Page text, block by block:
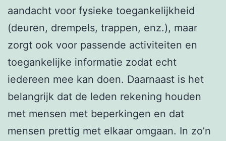
aandacht voor fysieke toegankelijkheid
(deuren, drempels, trappen, enz.), maar
zorgt ook voor passende activiteiten en
toegankelijke informatie zodat echt
iedereen mee kan doen. Daarnaast is het
belangrijk dat de leden rekening houden
met mensen met beperkingen en dat
mensen prettig met elkaar omgaan. In zo’n